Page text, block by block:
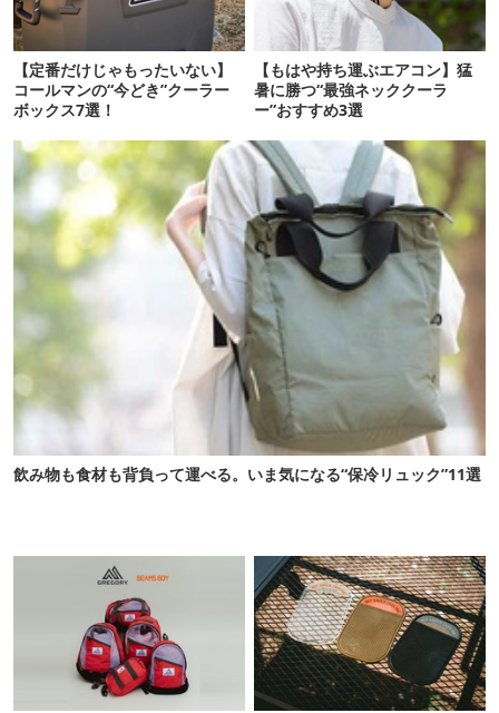
【定番だけじゃもったいない】
コールマンの“今どき”クーラー
ボックス7選！
【もはや持ち運ぶエアコン】猛
暑に勝つ“最強ネッククーラ
ー”おすすめ3選
飲み物も食材も背負って運べる。いま気になる“保冷リュック”11選